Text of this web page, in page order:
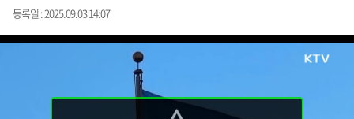
등록일 : 2025.09.03 14:07